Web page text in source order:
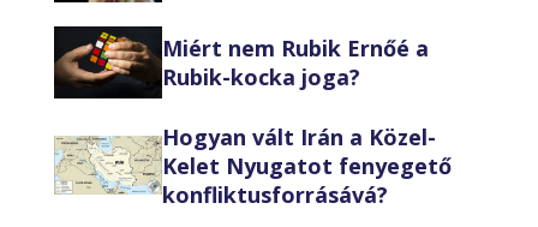
Miért nem Rubik Ernőé a
Rubik-kocka joga?
Hogyan vált Irán a Közel-
Kelet Nyugatot fenyegető
konfliktusforrásává?